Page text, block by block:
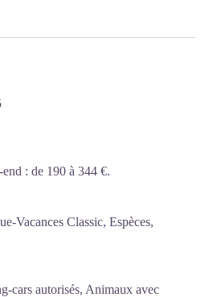
: de 190 à 344 €.
Vacances Classic, Espèces,
cars autorisés, Animaux avec